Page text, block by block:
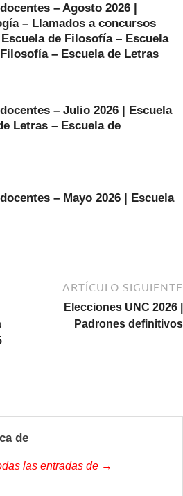
– Agosto 2026 |
– Llamados a concursos
de Filosofía – Escuela
– Escuela de Letras
– Julio 2026 | Escuela
Letras – Escuela de
– Mayo 2026 | Escuela
ARTÍCULO SIGUIENTE
Elecciones UNC 2026 |
Padrones definitivos
de
las entradas de →